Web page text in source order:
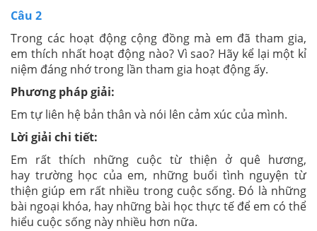
Câu 2
Trong các hoạt động cộng đồng mà em đã tham gia,
em thích nhất hoạt động nào? Vì sao? Hãy kể lại một kỉ
niệm đáng nhớ trong lần tham gia hoạt động ấy.
Phương pháp giải:
Em tự liên hệ bản thân và nói lên cảm xúc của mình.
Lời giải chi tiết:
Em rất thích những cuộc từ thiện ở quê hương,
hay trường học của em, những buổi tình nguyện từ
thiện giúp em rất nhiều trong cuộc sống. Đó là những
bài ngoại khóa, hay những bài học thực tế để em có thể
hiểu cuộc sống này nhiều hơn nữa.